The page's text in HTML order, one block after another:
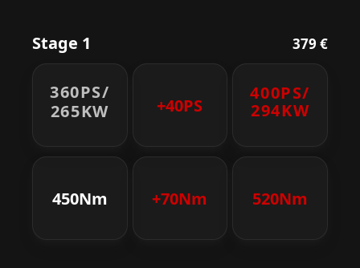
Stage 1 379 €
360PS/
265KW
+40PS
400PS/
294KW
450Nm +70Nm 520Nm